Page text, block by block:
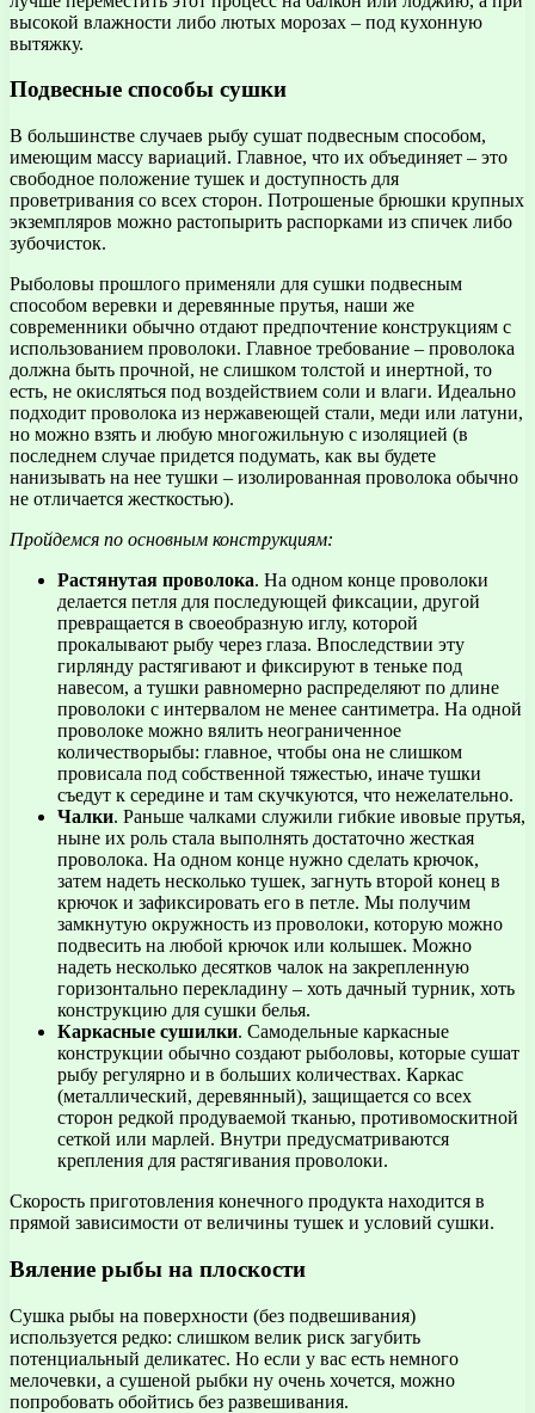
высокой влажности либо лютых морозах – под кухонную
вытяжку.
Подвесные способы сушки
В большинстве случаев рыбу сушат подвесным способом,
имеющим массу вариаций. Главное, что их объединяет – это
свободное положение тушек и доступность для
проветривания со всех сторон. Потрошеные брюшки крупных
экземпляров можно растопырить распорками из спичек либо
зубочисток.
Рыболовы прошлого применяли для сушки подвесным
способом веревки и деревянные прутья, наши же
современники обычно отдают предпочтение конструкциям с
использованием проволоки. Главное требование – проволока
должна быть прочной, не слишком толстой и инертной, то
есть, не окисляться под воздействием соли и влаги. Идеально
подходит проволока из нержавеющей стали, меди или латуни,
но можно взять и любую многожильную с изоляцией (в
последнем случае придется подумать, как вы будете
нанизывать на нее тушки – изолированная проволока обычно
не отличается жесткостью).
Пройдемся по основным конструкциям:
Растянутая проволока. На одном конце проволоки
делается петля для последующей фиксации, другой
превращается в своеобразную иглу, которой
прокалывают рыбу через глаза. Впоследствии эту
гирлянду растягивают и фиксируют в теньке под
навесом, а тушки равномерно распределяют по длине
проволоки с интервалом не менее сантиметра. На одной
проволоке можно вялить неограниченное
количестворыбы: главное, чтобы она не слишком
провисала под собственной тяжестью, иначе тушки
съедут к середине и там скучкуются, что нежелательно.
Чалки. Раньше чалками служили гибкие ивовые прутья,
ныне их роль стала выполнять достаточно жесткая
проволока. На одном конце нужно сделать крючок,
затем надеть несколько тушек, загнуть второй конец в
крючок и зафиксировать его в петле. Мы получим
замкнутую окружность из проволоки, которую можно
подвесить на любой крючок или колышек. Можно
надеть несколько десятков чалок на закрепленную
горизонтально перекладину – хоть дачный турник, хоть
конструкцию для сушки белья.
Каркасные сушилки. Самодельные каркасные
конструкции обычно создают рыболовы, которые сушат
рыбу регулярно и в больших количествах. Каркас
(металлический, деревянный), защищается со всех
сторон редкой продуваемой тканью, противомоскитной
сеткой или марлей. Внутри предусматриваются
крепления для растягивания проволоки.
Скорость приготовления конечного продукта находится в
прямой зависимости от величины тушек и условий сушки.
Вяление рыбы на плоскости
Сушка рыбы на поверхности (без подвешивания)
используется редко: слишком велик риск загубить
потенциальный деликатес. Но если у вас есть немного
мелочевки, а сушеной рыбки ну очень хочется, можно
попробовать обойтись без развешивания.